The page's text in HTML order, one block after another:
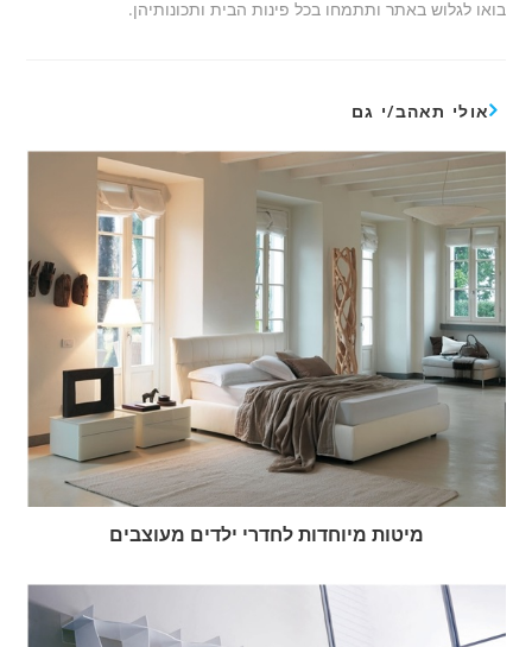
בואו לגלוש באתר ותתמחו בכל פינות הבית ותכונותיהן.
אולי תאהב/י גם
מיטות מיוחדות לחדרי ילדים מעוצבים